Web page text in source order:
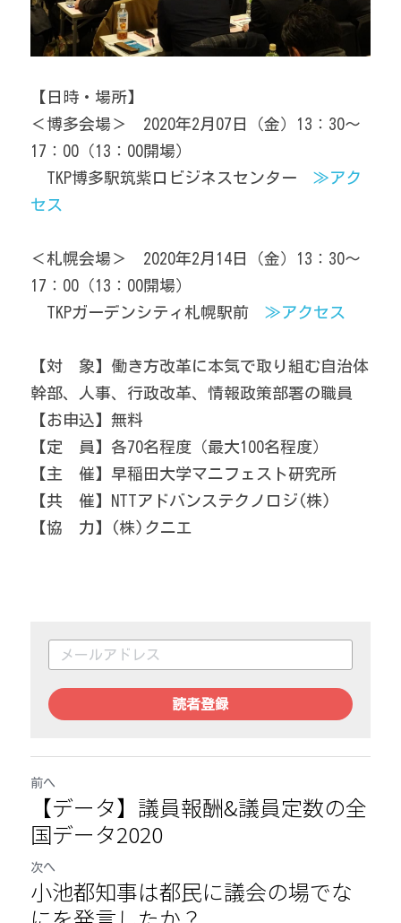
【日時・場所】
＜博多会場＞　2020年2月07日（金）13：30～
17：00（13：00開場）
TKP博多駅筑紫口ビジネスセンター ≫アク
セス
＜札幌会場＞　2020年2月14日（金）13：30～
17：00（13：00開場）
TKPガーデンシティ札幌駅前 ≫アクセス
【対　象】働き方改革に本気で取り組む自治体
幹部、人事、行政改革、情報政策部署の職員
【お申込】無料
【定　員】各70名程度（最大100名程度）
【主　催】早稲田大学マニフェスト研究所
【共　催】NTTアドバンステクノロジ(株)
【協　力】(株)クニエ
読者登録
前へ
【データ】議員報酬&議員定数の全
国データ2020
次へ
小池都知事は都民に議会の場でな